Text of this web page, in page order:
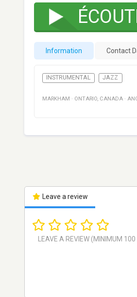
Information Contact
INSTRUMENTAL JAZZ
MARKHAM · ONTARIO, CANADA ·
Leave a review